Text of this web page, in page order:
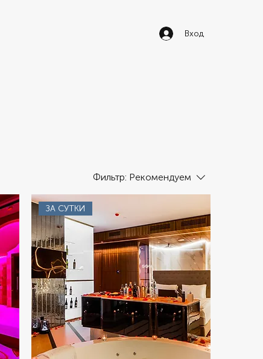
Вход
Фильтр: Рекомендуем
ЗА СУТКИ